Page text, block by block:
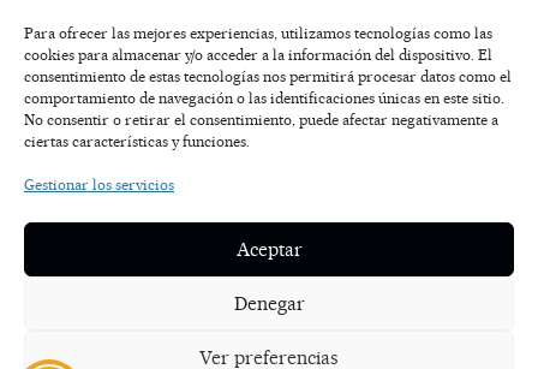
Para ofrecer las mejores experiencias, utilizamos tecnologías como las
cookies para almacenar y/o acceder a la información del dispositivo. El
consentimiento de estas tecnologías nos permitirá procesar datos como el
comportamiento de navegación o las identificaciones únicas en este sitio.
No consentir o retirar el consentimiento, puede afectar negativamente a
ciertas características y funciones.
Gestionar los servicios
Aceptar
Denegar
Ver preferencias
F
a
c
e
f
I
n
s
t
X
-
t
w
Y
o
u
t
T
i
k
t
AVISO
POLÍTICA DE